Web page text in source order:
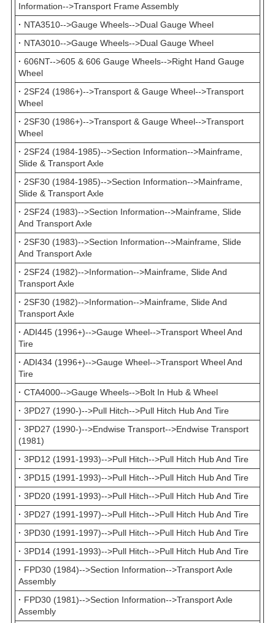
Information-->Transport Frame Assembly
· NTA3510-->Gauge Wheels-->Dual Gauge Wheel
· NTA3010-->Gauge Wheels-->Dual Gauge Wheel
· 606NT-->605 & 606 Gauge Wheels-->Right Hand Gauge
Wheel
· 2SF24 (1986+)-->Transport & Gauge Wheel-->Transport
Wheel
· 2SF30 (1986+)-->Transport & Gauge Wheel-->Transport
Wheel
· 2SF24 (1984-1985)-->Section Information-->Mainframe,
Slide & Transport Axle
· 2SF30 (1984-1985)-->Section Information-->Mainframe,
Slide & Transport Axle
· 2SF24 (1983)-->Section Information-->Mainframe, Slide
And Transport Axle
· 2SF30 (1983)-->Section Information-->Mainframe, Slide
And Transport Axle
· 2SF24 (1982)-->Information-->Mainframe, Slide And
Transport Axle
· 2SF30 (1982)-->Information-->Mainframe, Slide And
Transport Axle
· ADI445 (1996+)-->Gauge Wheel-->Transport Wheel And
Tire
· ADI434 (1996+)-->Gauge Wheel-->Transport Wheel And
Tire
· CTA4000-->Gauge Wheels-->Bolt In Hub & Wheel
· 3PD27 (1990-)-->Pull Hitch-->Pull Hitch Hub And Tire
· 3PD27 (1990-)-->Endwise Transport-->Endwise Transport
(1981)
· 3PD12 (1991-1993)-->Pull Hitch-->Pull Hitch Hub And Tire
· 3PD15 (1991-1993)-->Pull Hitch-->Pull Hitch Hub And Tire
· 3PD20 (1991-1993)-->Pull Hitch-->Pull Hitch Hub And Tire
· 3PD27 (1991-1997)-->Pull Hitch-->Pull Hitch Hub And Tire
· 3PD30 (1991-1997)-->Pull Hitch-->Pull Hitch Hub And Tire
· 3PD14 (1991-1993)-->Pull Hitch-->Pull Hitch Hub And Tire
· FPD30 (1984)-->Section Information-->Transport Axle
Assembly
· FPD30 (1981)-->Section Information-->Transport Axle
Assembly